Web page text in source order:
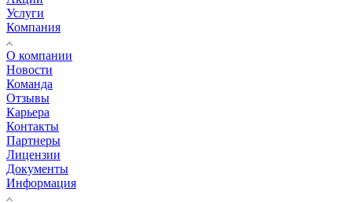
Услуги
Компания
О компании
Новости
Команда
Отзывы
Карьера
Контакты
Партнеры
Лицензии
Документы
Информация